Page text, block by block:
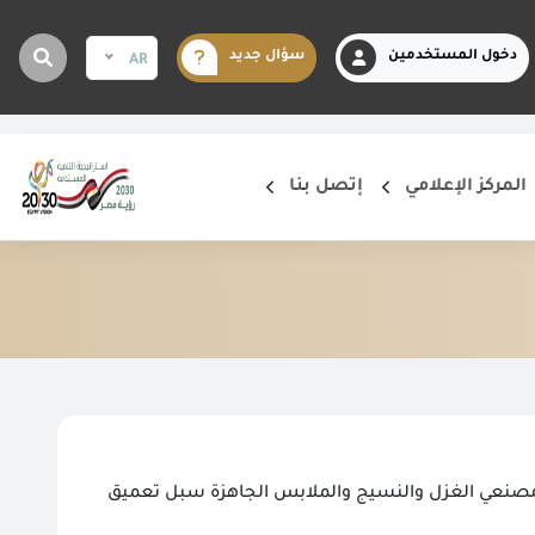
دخول المستخدمين سؤال جديد AR
المركز الإعلامي إتصل بنا
الغزل والنسيج والملابس الجاهزة سبل تعميق